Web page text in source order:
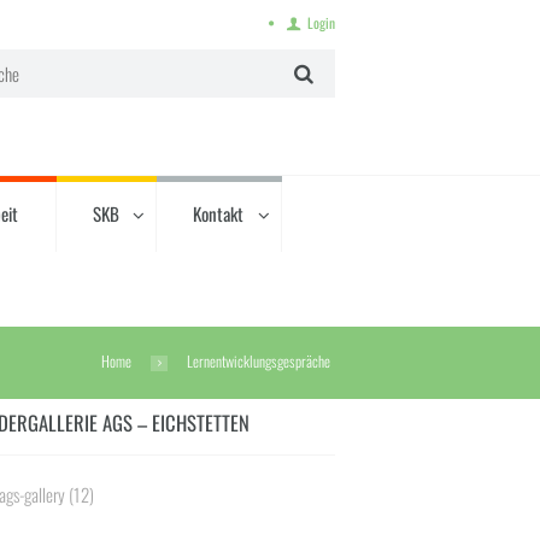
Login
SKB Kontakt
Home Lernentwicklungsgespräche
AGS – EICHSTETTEN
ags-gallery (12)